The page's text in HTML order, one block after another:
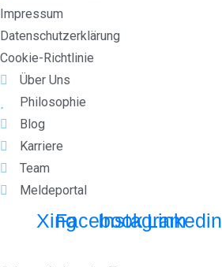
Impressum
Datenschutzerklärung
Cookie-Richtlinie
Über Uns
Philosophie
Blog
Karriere
Team
Meldeportal
XingFacebookInstagram
Linkedin